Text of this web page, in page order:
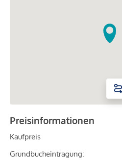
Preisinformationen
Kaufpreis
Grundbucheintragung: